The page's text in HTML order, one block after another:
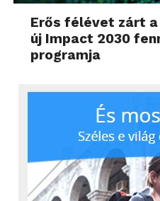
Erős félévet zárt
új Impact 2030
programja